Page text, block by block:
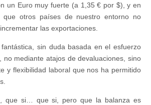
un Euro muy fuerte (a 1,35 € por $), y en
otros países de nuestro entorno no
las exportaciones.
sin duda basada en el esfuerzo
no mediante atajos de devaluaciones, sino
y flexibilidad laboral que nos ha permitido
que si… que si, pero que la balanza es